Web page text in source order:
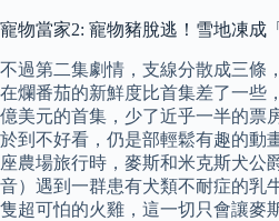
寵物當家2: 寵物豬脫逃！雪地凍成
不過第二集劇情，支線分散成三條
在爛番茄的新鮮度比首集差了一些
億美元的首集，少了近乎一半的票
於到不好看，仍是部輕鬆有趣的動
座農場旅行時，麥斯和米克斯犬公
音）遇到一群患有犬類不耐症的乳
隻超可怕的火雞，這一切只會讓麥